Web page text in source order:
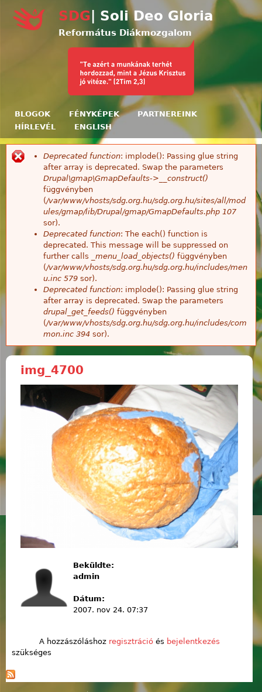
Ugrás a tartalomra
SDG | Soli Deo Gloria
Református Diákmozgalom
BLOGOK FÉNYKÉPEK
PARTNEREINK
HÍRLEVÉL
ENGLISH
Hibaüzenet
Deprecated function: implode(): Passing glue string
after array is deprecated. Swap the parameters
Drupal\gmap\GmapDefaults->__construct()
függvényben
(/var/www/vhosts/sdg.org.hu/sdg.org.hu/sites/all/mod
ules/gmap/lib/Drupal/gmap/GmapDefaults.php 107
sor).
Deprecated function: The each() function is
deprecated. This message will be suppressed on
further calls
_menu_load_objects() függvényben
(/var/www/vhosts/sdg.org.hu/sdg.org.hu/includes/men
u.inc 579 sor).
Deprecated function: implode(): Passing glue string
after array is deprecated. Swap the parameters
drupal_get_feeds() függvényben
(/var/www/vhosts/sdg.org.hu/sdg.org.hu/includes/com
mon.inc 394 sor).
img_4700
Beküldte:
admin
Dátum:
2007. nov 24. 07:37
A hozzászóláshoz regisztrációés bejelentkezés
szükséges